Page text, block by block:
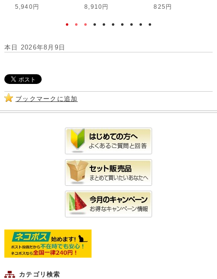
5,940円 8,910円 825円
本日 2026年8月9日
ブックマークに追加
カテゴリ検索